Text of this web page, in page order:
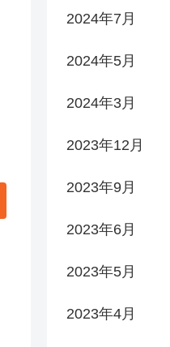
2024年7月
2024年5月
2024年3月
2023年12月
2023年9月
2023年6月
2023年5月
2023年4月